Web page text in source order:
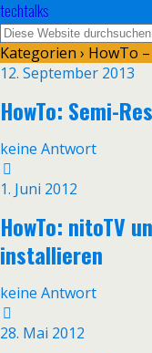
techtalks
Kategorien › HowTo
12. September 2013
HowTo: Semi-
keine Antwort
1. Juni 2012
HowTo: nitoTV
installieren
keine Antwort
28. Mai 2012